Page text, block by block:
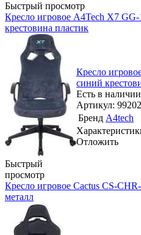
Быстрый просмотр
Кресло игровое A4Tech X7
крестовина пластик
Быстрый
просмотр
Кресло
синий
Есть в наличии
Артикул:
Бренд A4tech
Отложить
Кресло игровое Cactus CS-
металл